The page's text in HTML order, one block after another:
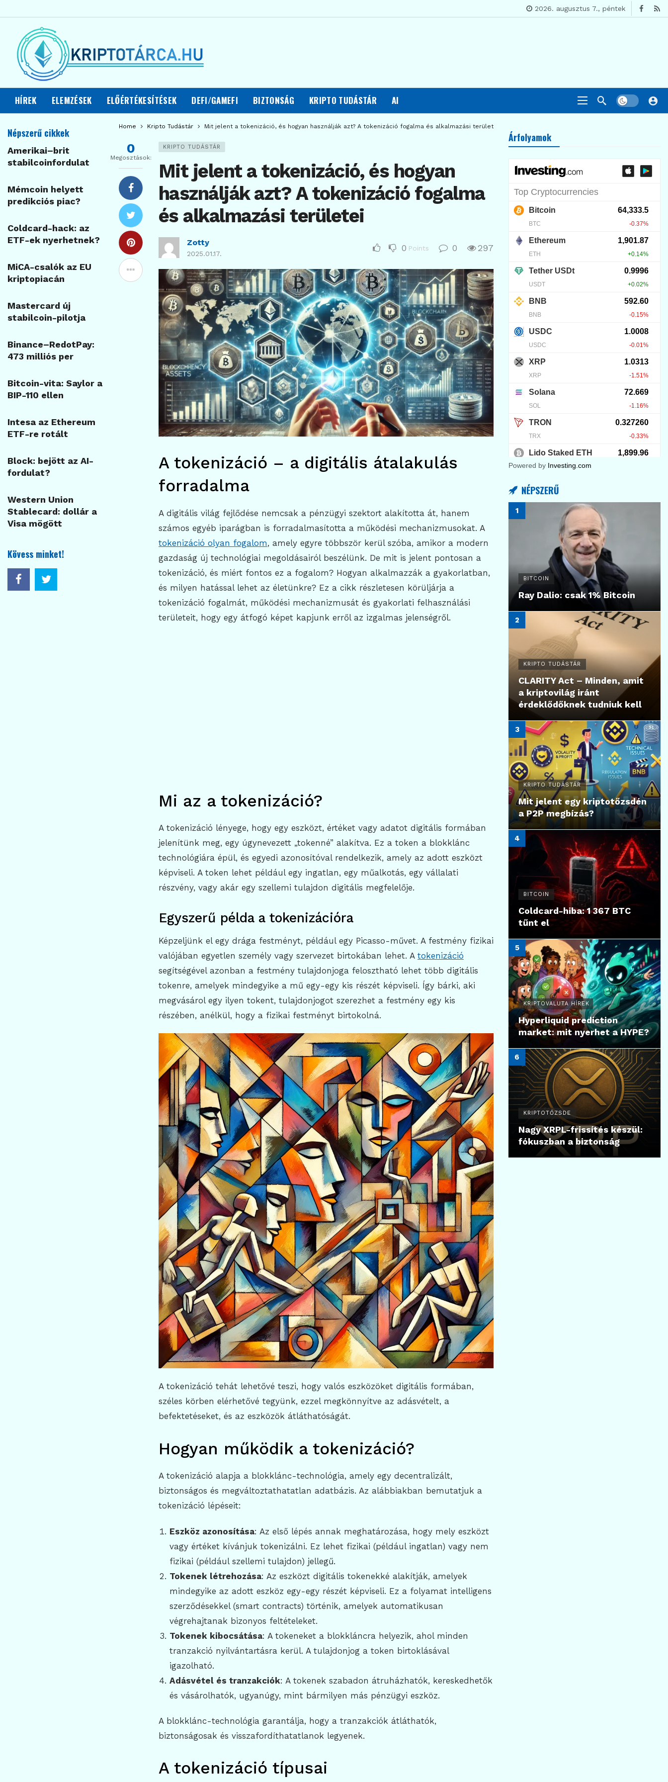
2026. augusztus 7., péntek
HÍREK ELEMZÉSEK ELŐÉRTÉKESÍTÉSEK DEFI/GAMEFI BIZTONSÁG KRIPTO TUDÁSTÁR AI
Home Kripto Tudástár Mit jelent a tokenizáció, és hogyan használják azt? A tokenizáció fogalma és alkalmazási területei
KRIPTO TUDÁSTÁR
Mit jelent a tokenizáció, és hogyan
használják azt? A tokenizáció fogalma
és alkalmazási területei
Zotty
2025.01.17.
0 Points 0 297
0
Megosztások:
A tokenizáció – a digitális átalakulás
forradalma
A digitális világ fejlődése nemcsak a pénzügyi szektort alakította át, hanem
számos egyéb iparágban is forradalmasította a működési mechanizmusokat. A
tokenizáció olyan fogalom, amely egyre többször kerül szóba, amikor a modern
gazdaság új technológiai megoldásairól beszélünk. De mit is jelent pontosan a
tokenizáció, és miért fontos ez a fogalom? Hogyan alkalmazzák a gyakorlatban,
és milyen hatással lehet az életünkre? Ez a cikk részletesen körüljárja a
tokenizáció fogalmát, működési mechanizmusát és gyakorlati felhasználási
területeit, hogy egy átfogó képet kapjunk erről az izgalmas jelenségről.
Mi az a tokenizáció?
A tokenizáció lényege, hogy egy eszközt, értéket vagy adatot digitális formában
jelenítünk meg, egy úgynevezett „tokenné” alakítva. Ez a token a blokklánc
technológiára épül, és egyedi azonosítóval rendelkezik, amely az adott eszközt
képviseli. A token lehet például egy ingatlan, egy műalkotás, egy vállalati
részvény, vagy akár egy szellemi tulajdon digitális megfelelője.
Egyszerű példa a tokenizációra
Képzeljünk el egy drága festményt, például egy Picasso-művet. A festmény fizikai
valójában egyetlen személy vagy szervezet birtokában lehet. A tokenizáció
segítségével azonban a festmény tulajdonjoga felosztható lehet több digitális
tokenre, amelyek mindegyike a mű egy-egy kis részét képviseli. Így bárki, aki
megvásárol egy ilyen tokent, tulajdonjogot szerezhet a festmény egy kis
részében, anélkül, hogy a fizikai festményt birtokolná.
A tokenizáció tehát lehetővé teszi, hogy valós eszközöket digitális formában,
széles körben elérhetővé tegyünk, ezzel megkönnyítve az adásvételt, a
befektetéseket, és az eszközök átláthatóságát.
Hogyan működik a tokenizáció?
A tokenizáció alapja a blokklánc-technológia, amely egy decentralizált,
biztonságos és megváltoztathatatlan adatbázis. Az alábbiakban bemutatjuk a
tokenizáció lépéseit:
Eszköz azonosítása: Az első lépés annak meghatározása, hogy mely eszközt
vagy értéket kívánjuk tokenizálni. Ez lehet fizikai (például ingatlan) vagy nem
fizikai (például szellemi tulajdon) jellegű.
Tokenek létrehozása: Az eszközt digitális tokenekké alakítják, amelyek
mindegyike az adott eszköz egy-egy részét képviseli. Ez a folyamat intelligens
szerződésekkel (smart contracts) történik, amelyek automatikusan
végrehajtanak bizonyos feltételeket.
Tokenek kibocsátása: A tokeneket a blokkláncra helyezik, ahol minden
tranzakció nyilvántartásra kerül. A tulajdonjog a token birtoklásával
igazolható.
Adásvétel és tranzakciók: A tokenek szabadon átruházhatók, kereskedhetők
és vásárolhatók, ugyanúgy, mint bármilyen más pénzügyi eszköz.
A blokklánc-technológia garantálja, hogy a tranzakciók átláthatók,
biztonságosak és visszafordíthatatlanok legyenek.
A tokenizáció típusai
Árfolyamok
Powered by Investing.com
NÉPSZERŰ
BITCOIN
Ray Dalio: csak 1% Bitcoin
KRIPTO TUDÁSTÁR
CLARITY Act – Minden, amit
a kriptovilág iránt
érdeklődőknek tudniuk kell
KRIPTO TUDÁSTÁR
Mit jelent egy kriptotőzsdén
a P2P megbízás?
BITCOIN
Coldcard-hiba: 1 367 BTC
tűnt el
KRIPTOVALUTA HÍREK
Hyperliquid prediction
market: mit nyerhet a HYPE?
KRIPTOTŐZSDE
Nagy XRPL-frissítés készül:
fókuszban a biztonság
Népszerű cikkek
Amerikai–brit
stabilcoinfordulat
Mémcoin helyett
predikciós piac?
Coldcard-hack: az
ETF-ek nyerhetnek?
MiCA-csalók az EU
kriptopiacán
Mastercard új
stabilcoin-pilotja
Binance–RedotPay:
473 milliós per
Bitcoin-vita: Saylor a
BIP-110 ellen
Intesa az Ethereum
ETF-re rotált
Block: bejött az AI-
fordulat?
Western Union
Stablecard: dollár a
Visa mögött
Kövess minket!